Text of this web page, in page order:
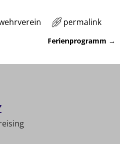
permalink
Ferienprogramm →